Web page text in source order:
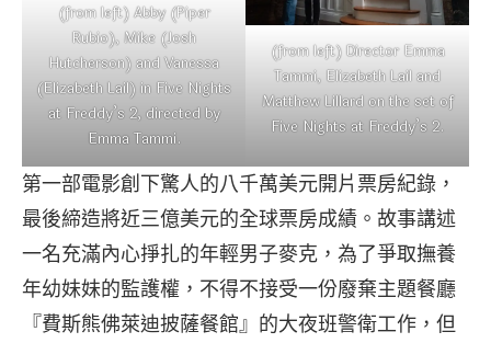
(from left) Abby (Piper
Rubio), Mike (Josh
Hutcherson) and Vanessa
(Elizabeth Lail) in Five Nights
at Freddy’s 2, directed by
Emma Tammi.
(from left) Director Emma
Tammi, Elizabeth Lail and
Matthew Lillard on the set of
Five Nights at Freddy’s 2.
第一部電影創下驚人的八千萬美元開片票房紀錄，
最後締造將近三億美元的全球票房成績。故事講述
一名充滿內心掙扎的年輕男子麥克，為了爭取撫養
年幼妹妹的監護權，不得不接受一份廢棄主題餐廳
『費斯熊佛萊迪披薩餐館』的大夜班警衛工作，但